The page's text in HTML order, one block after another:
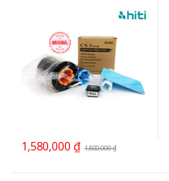
1,580,000 ₫ 1,800,000₫